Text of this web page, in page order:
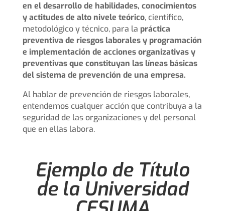
en el desarrollo de habilidades, conocimientos
y actitudes de alto nivele teórico, científico,
metodológico y técnico, para la práctica
preventiva de riesgos laborales y programación
e implementación de acciones organizativas y
preventivas que constituyan las líneas básicas
del sistema de prevención de una empresa.
Al hablar de prevención de riesgos laborales,
entendemos cualquer acción que contribuya a la
seguridad de las organizaciones y del personal
que en ellas labora.
Ejemplo de Título
de la Universidad